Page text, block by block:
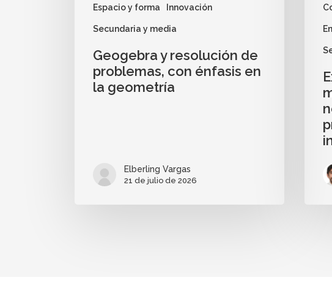
Espacio y forma Innovación
Secundaria y media
Geogebra y resolución de
problemas, con énfasis en
la geometría
Elberling Vargas
21 de julio de 2026